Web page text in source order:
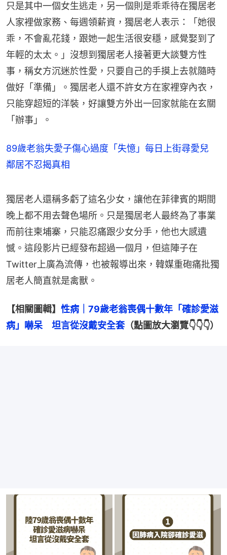
只是其中一個女生逃走，另一個則是乖乖待在獨居老
人家裡做家務、每週領薪資，獨居老人表示：「她很
乖，不會亂花錢，跟她一起生活很安穩，感覺娶到了
年輕的太太。」沒想到獨居老人接著更大談雙方性
事，稱女方沉迷於性愛，只要自己的手摸上去就隨時
做好「準備」。獨居老人還不許女方在家裡穿內衣，
只能穿超短的洋裝，好讓雙方外出一回家就能在玄關
「辦事」。
89歲老翁失愛子傷心過度「失憶」每日上街尋愛兒
鄰居不忍揭真相
獨居老人還稱多虧了這名少女，讓他在菲律賓的期間
晚上都不用去聲色場所。只是獨居老人最終為了事業
而前往柬埔寨，只能忍痛跟少女分手，他也大感遺
憾。這段影片已經發布超過一個月，但這陣子在
Twitter上廣為流傳，也被報導出來，韓媒重砲痛批獨
居老人簡直就是禽獸。
【相關圖輯】 性病｜79歲老翁喪偶十數年「確診愛滋
病」嚇呆　坦言從沒戴安全套（點圖放大瀏覽👇👇👇）